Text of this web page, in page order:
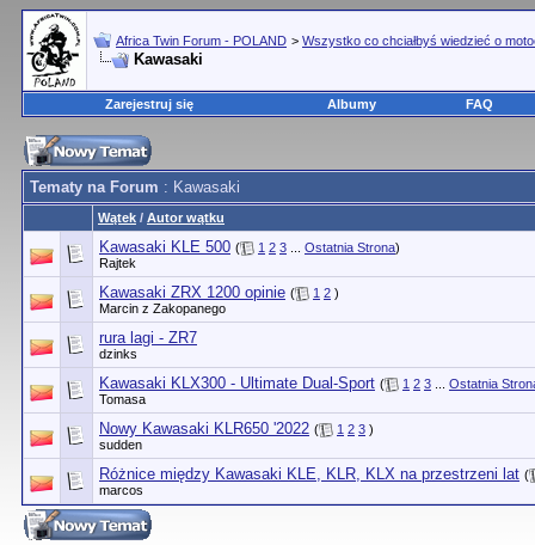
Africa Twin Forum - POLAND > Wszystko co chciałbyś wiedzieć o
Kawasaki
Zarejestruj się Albumy FAQ
Tematy na Forum : Kawasaki
Wątek / Autor wątku
Kawasaki KLE 500 ( 1 2 3 Ostatnia Strona)
Rajtek
Kawasaki ZRX 1200 opinie ( 1 2 )
Marcin z Zakopanego
rura lagi - ZR7
dzinks
Kawasaki KLX300 - Ultimate Dual-Sport ( 1 2 3
Ostatnia
Tomasa
Nowy Kawasaki KLR650 '2022 ( 1 2 3 )
sudden
Różnice między Kawasaki KLE, KLR, KLX na przestrzeni lat (
marcos